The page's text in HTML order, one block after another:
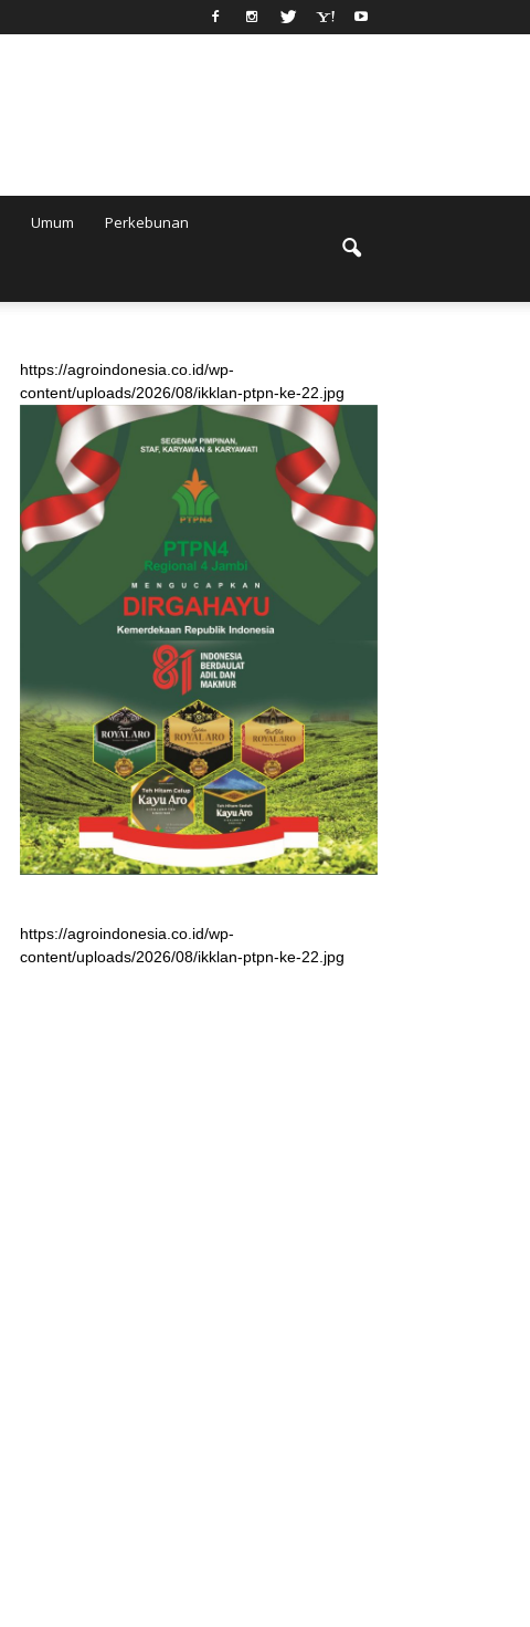
Umum Perkebunan
https://agroindonesia.co.id/wp-
content/uploads/2026/08/ikklan-ptpn-ke-22.jpg
https://agroindonesia.co.id/wp-
content/uploads/2026/08/ikklan-ptpn-ke-22.jpg